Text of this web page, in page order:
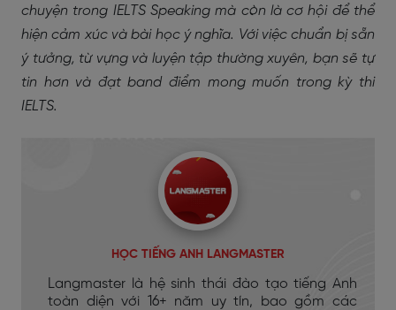
chuyện trong IELTS Speaking mà còn là cơ hội để thể
hiện cảm xúc và bài học ý nghĩa. Với việc chuẩn bị sẵn
ý tưởng, từ vựng và luyện tập thường xuyên, bạn sẽ tự
tin hơn và đạt band điểm mong muốn trong kỳ thi
IELTS.
HỌC TIẾNG ANH LANGMASTER
Langmaster là hệ sinh thái đào tạo tiếng Anh
toàn diện với 16+ năm uy tín, bao gồm các